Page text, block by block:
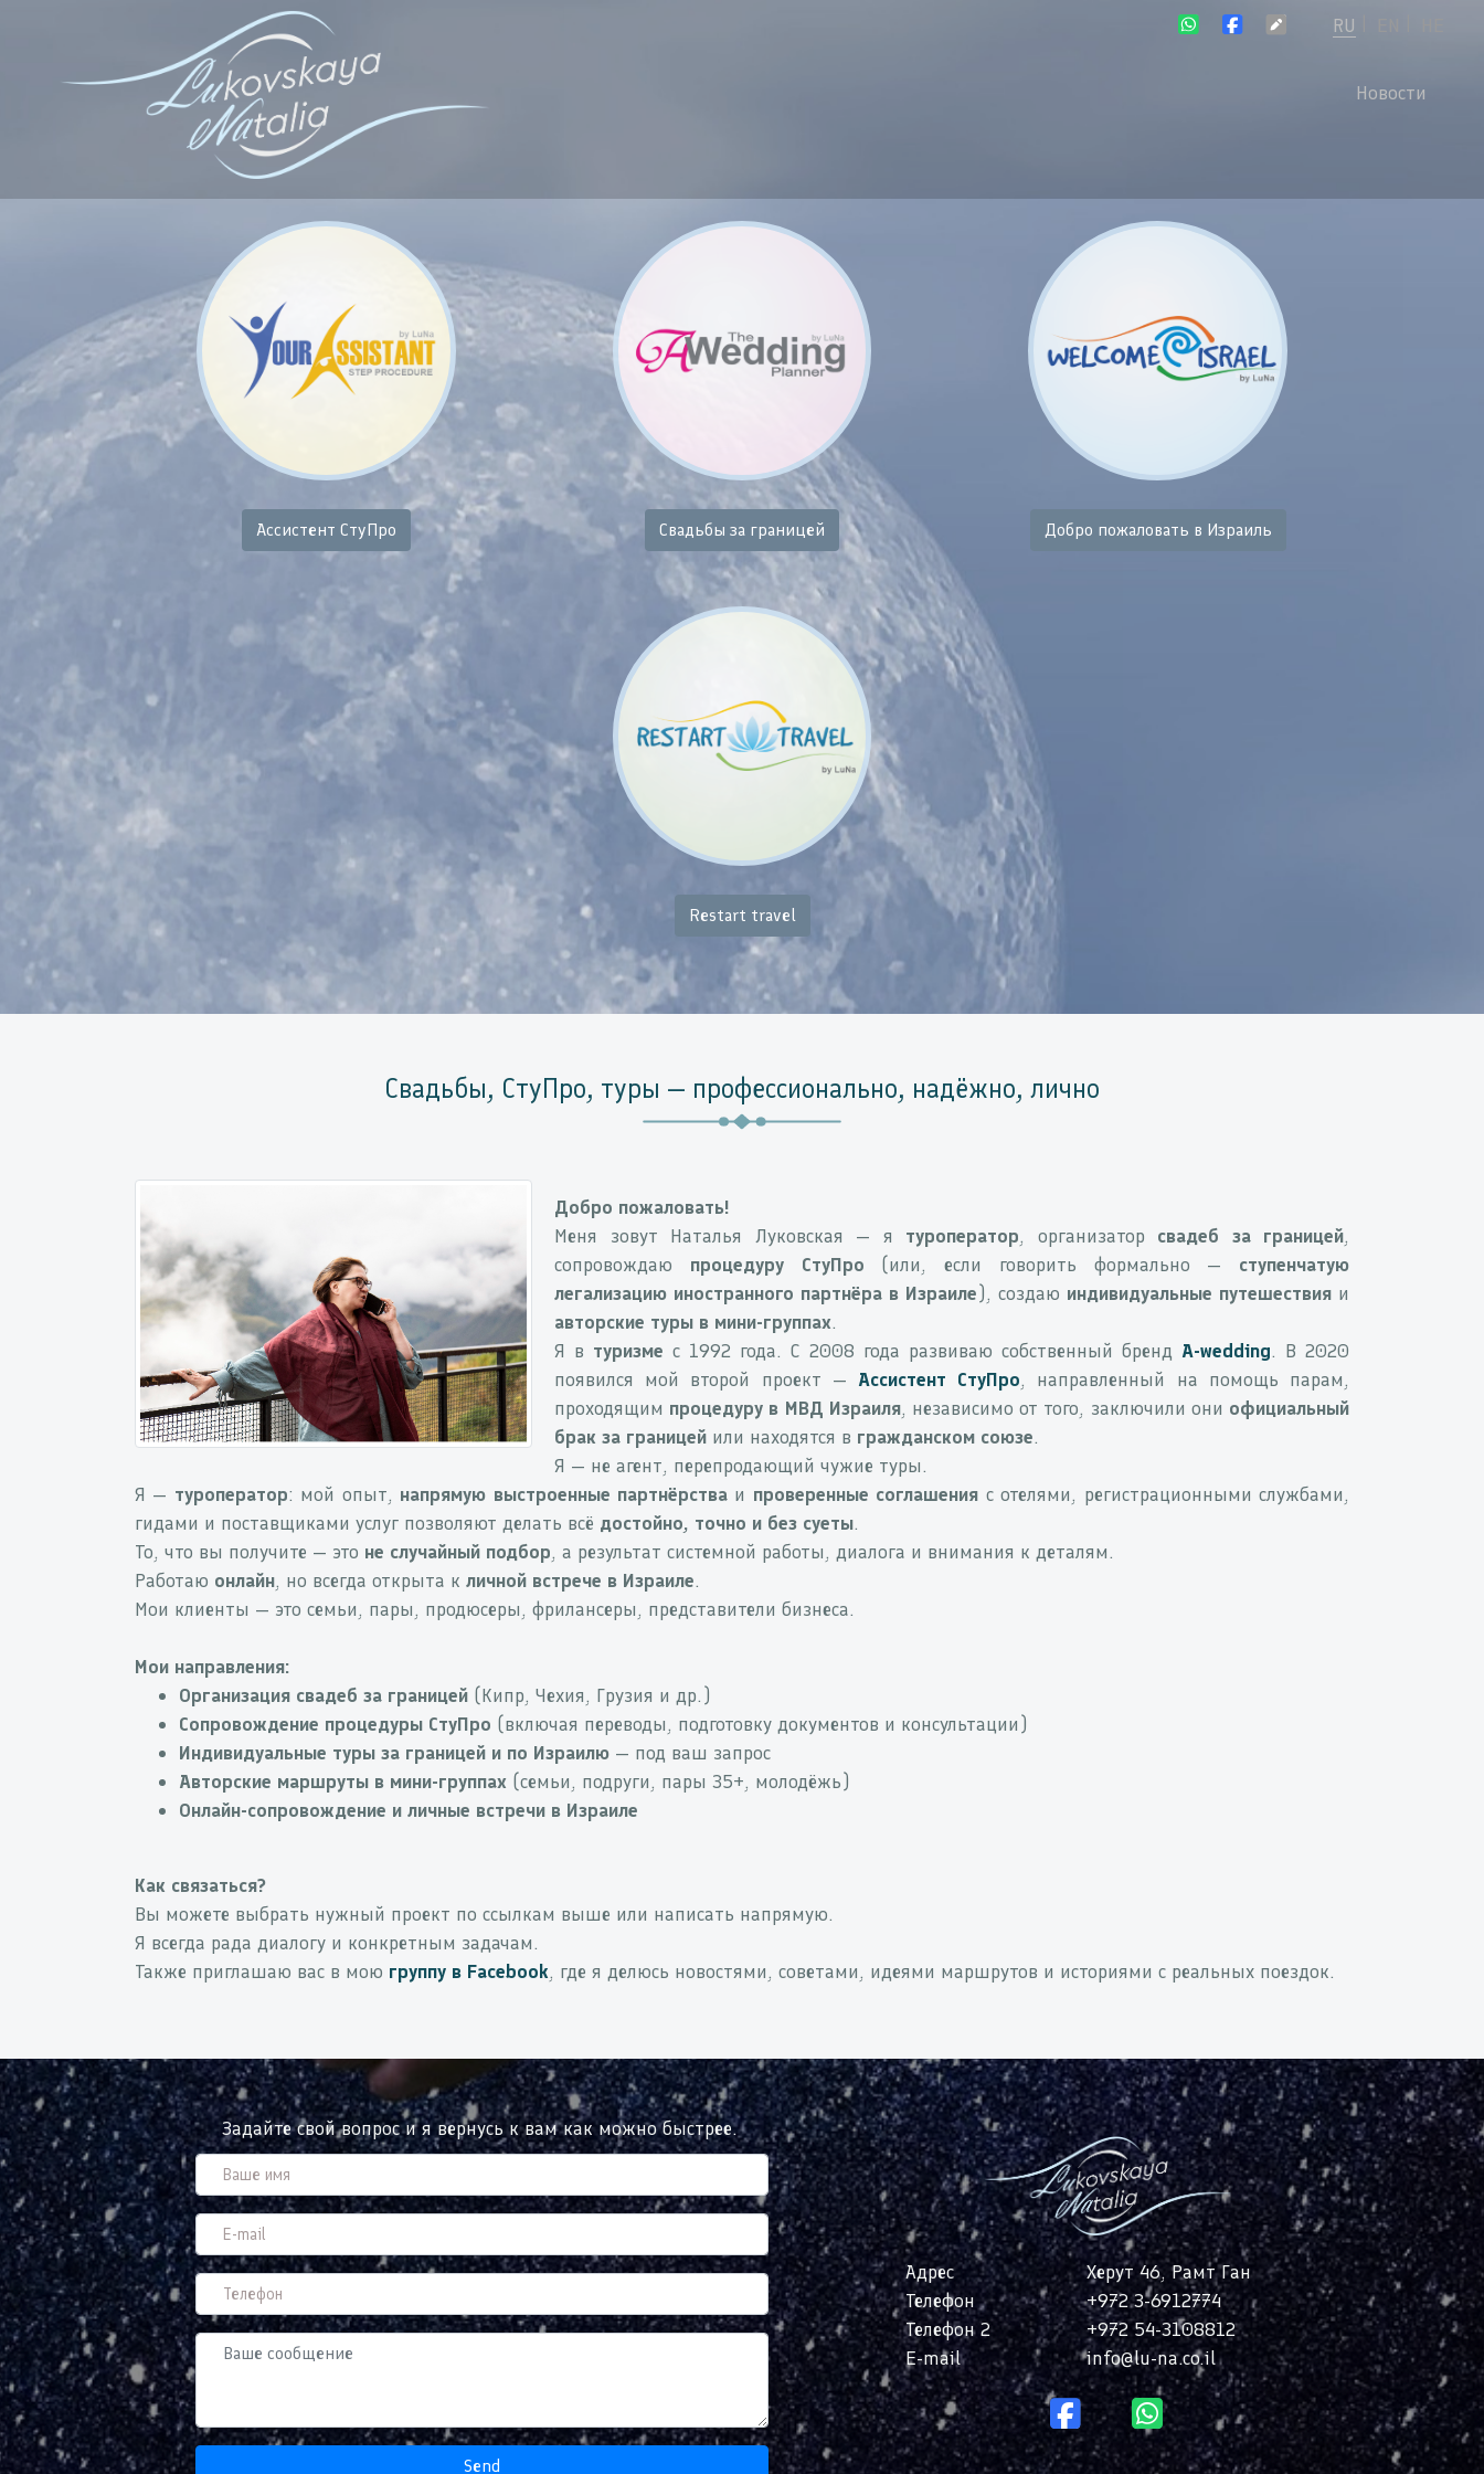
RU
Новости
Ассистент СтуПро Свадьбы за границей Добро пожаловать в Израиль
Restart travel
Свадьбы, СтуПро, туры — профессионально, надёжно, лично
Добро пожаловать!
Меня зовут Наталья Луковская — я туроператор, организатор свадеб за границей,
сопровождаю процедуру СтуПро (или, если говорить формально — ступенчатую
легализацию иностранного партнёра в Израиле), создаю индивидуальные путешествия и
авторские туры в мини-группах.
Я в туризме с 1992 года. С 2008 года развиваю собственный бренд A-wedding. В 2020
появился мой второй проект — Ассистент СтуПро, направленный на помощь парам,
проходящим процедуру в МВД Израиля, независимо от того, заключили они официальный
брак за границей или находятся в гражданском союзе.
Я — не агент, перепродающий чужие туры.
Я — туроператор: мой опыт, напрямую выстроенные партнёрства и проверенные соглашения с отелями, регистрационными службами,
гидами и поставщиками услуг позволяют делать всё достойно, точно и без суеты.
То, что вы получите — это не случайный подбор, а результат системной работы, диалога и внимания к деталям.
Работаю онлайн, но всегда открыта к личной встрече в Израиле.
Мои клиенты — это семьи, пары, продюсеры, фрилансеры, представители бизнеса.
Мои направления:
Организация свадеб за границей (Кипр, Чехия, Грузия и др.)
Сопровождение процедуры СтуПро (включая переводы, подготовку документов и консультации)
Индивидуальные туры за границей и по Израилю — под ваш запрос
Авторские маршруты в мини-группах (семьи, подруги, пары 35+, молодёжь)
Онлайн-сопровождение и личные встречи в Израиле
Как связаться?
Вы можете выбрать нужный проект по ссылкам выше или написать напрямую.
Я всегда рада диалогу и конкретным задачам.
Также приглашаю вас в мою группу в Facebook, где я делюсь новостями, советами, идеями маршрутов и историями с реальных поездок.
Адрес
Херут 46, Рамт Ган
Телефон
+972 3-6912774
Телефон 2
+972 54-3108812
E-mail
info@lu-na.co.il
Задайте свой вопрос и я вернусь к вам как можно быстрее.
Send